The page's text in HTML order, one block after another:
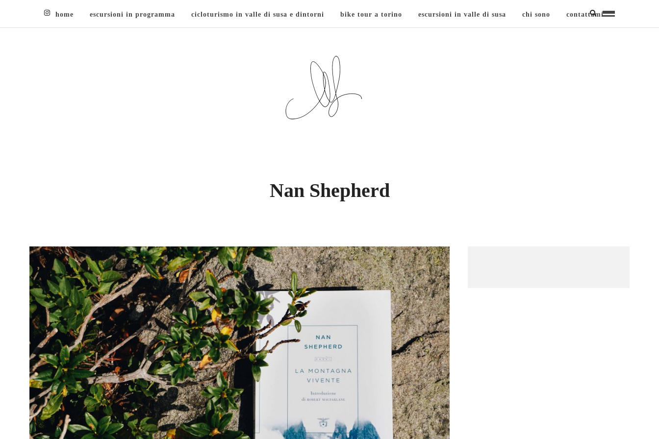
home escursioni in programma cicloturismo in valle di susa e dintorni bike tour a torino escursioni in valle di susa chi sono contattami
Nan Shepherd